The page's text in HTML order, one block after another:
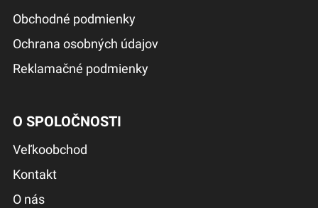
Obchodné podmienky
Ochrana osobných údajov
Reklamačné podmienky
O SPOLOČNOSTI
Veľkoobchod
Kontakt
O nás